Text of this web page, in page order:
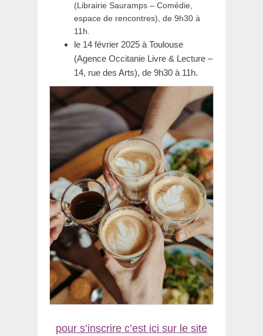
(Librairie Sauramps – Comédie,
espace de rencontres), de 9h30 à
11h.
le 14 février 2025 à Toulouse
(Agence Occitanie Livre & Lecture –
14, rue des Arts), de 9h30 à 11h.
pour s’inscrire c’est ici sur le site